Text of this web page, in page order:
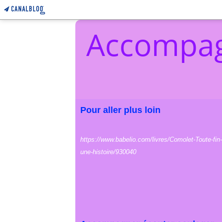
Pour aller plus loin
https://www.babelio.com/livres/Comolet-Toute-
une-histoire/930040